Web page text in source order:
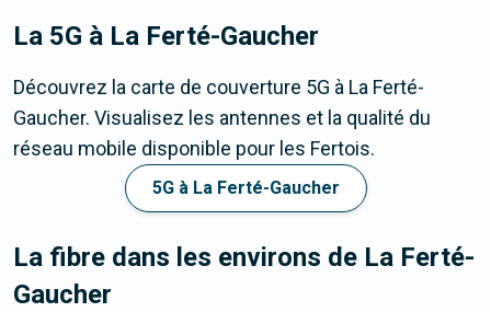
La 5G à La Ferté-Gaucher
Découvrez la carte de couverture 5G à La Ferté-
Gaucher. Visualisez les antennes et la qualité du
réseau mobile disponible pour les Fertois.
5G à La Ferté-Gaucher
La fibre dans les environs de La Ferté-
Gaucher